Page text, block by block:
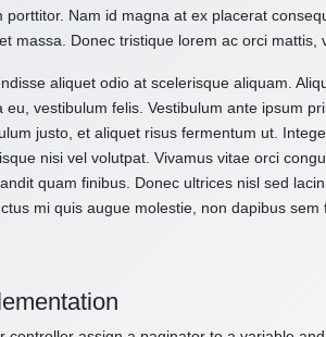
porttitor. Nam id magna at ex placerat
massa. Donec tristique lorem ac orci mattis,
aliquet odio at scelerisque aliquam.
eu, vestibulum felis. Vestibulum ante ipsum
justo, et aliquet risus fermentum ut.
nisi vel volutpat. Vivamus vitae orci
quam finibus. Donec ultrices nisl sed
mi quis augue molestie, non dapibus